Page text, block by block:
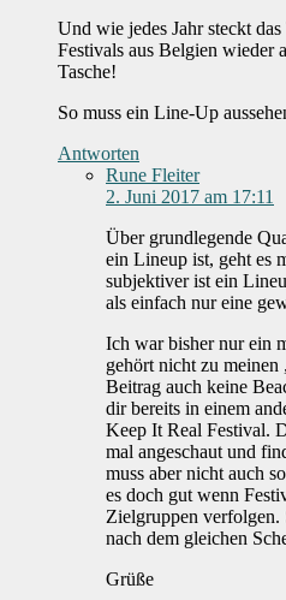
Und wie jedes Jahr steckt
Festivals aus Belgien wieder
Tasche!
So muss ein Line-Up
Antworten
Rune Fleiter
2. Juni 2017 am 17:11
Über grundlegende
ein Lineup ist, geht es
subjektiver ist ein
als einfach nur eine
Ich war bisher nur ein
gehört nicht zu meinen
Beitrag auch keine
dir bereits in einem
Keep It Real Festival.
mal angeschaut und
muss aber nicht auch
es doch gut wenn
Zielgruppen
nach dem gleichen
Grüße